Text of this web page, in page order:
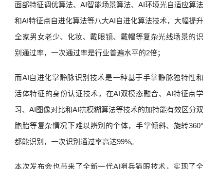
面部特征调优算法、AI智能场景算法、AI环境光自适应算法
和AI特征点自进化算法等八大AI自进化算法技术，大幅提升
全家男女老少、化妆、戴眼镜、戴帽等复杂光线场景的识
别通过率，一次通过率是行业普遍水平的2倍；
而AI自进化掌静脉识别技术是一种基于手掌静脉独特性和
活体特征的身份认证技术，在AI双模态融合、AI特征点学
习、AI图像对比和AI抗模糊算法等技术的加持能有效区分双
胞胎等复杂情况下难以辨别的个体，手掌倾斜、旋转360°
都能识别，一次识别通过率高达99%。
本次发布会也带来了全新一代AI哨兵猫眼技术，实现了全